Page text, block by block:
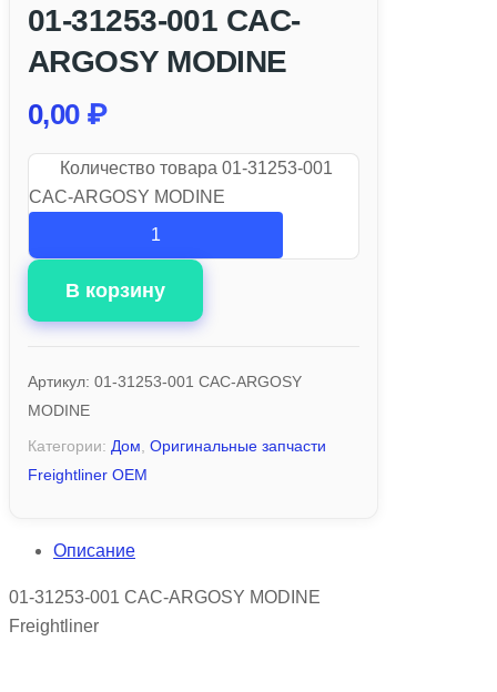
01-31253-001 CAC-
ARGOSY MODINE
0,00 ₽
Количество товара 01-31253-001
CAC-ARGOSY MODINE
В корзину
Артикул: 01-31253-001 CAC-ARGOSY
MODINE
Категории: Дом Оригинальные запчасти
Freightliner OEM
Описание
01-31253-001 CAC-ARGOSY MODINE
Freightliner